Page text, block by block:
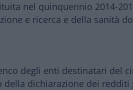
nel quinquennio 2014-
e ricerca e della sanità
degli enti destinatari del
dichiarazione dei redditi